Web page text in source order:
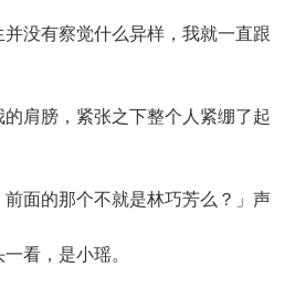
没有察觉什么异样，我就一直跟
肩膀，紧张之下整个人紧绷了起
面的那个不就是林巧芳么？」声
看，是小瑶。